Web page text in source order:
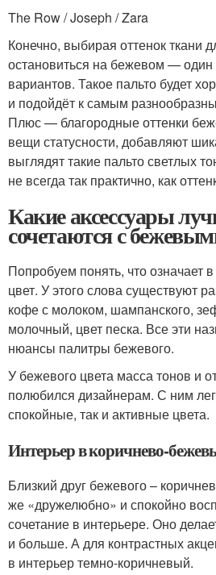
The Row / Joseph / Zara
Конечно, выбирая оттенок ткани
остановиться на бежевом —
вариантов. Такое пальто будет
и подойдёт к самым
Плюс — благородные оттенки
вещи статусности, добавляют
выглядят такие пальто светлых
не всегда так практично, как
Какие аксессуары
сочетаются с
Попробуем понять, что означает
цвет. У этого слова существуют
кофе с молоком, шампанского,
молочный, цвет песка. Все эти
нюансы палитры бежевого.
У бежевого цвета масса тонов и
полюбился дизайнерам. С ним
спокойные, так и активные цвета.
Интерьер в коричнево-
Близкий друг бежевого –
же «дружелюбно» и спокойно
сочетание в интерьере. Оно
и больше. А для контрастных
в интерьер темно-коричневый.